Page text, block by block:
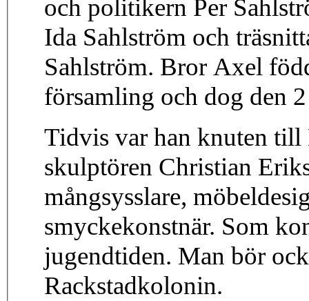
och politikern Per
Ida Sahlström och
Sahlström. Bror Axel
församling och dog den
Tidvis var han knuten
skulptören Christian
mångsysslare,
smyckekonstnär. Som
jugendtiden. Man bör
Rackstadkolonin.